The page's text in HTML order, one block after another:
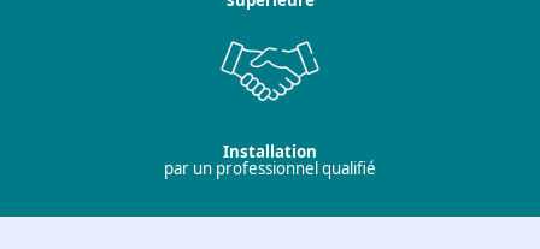
Installation
par un professionnel qualifié